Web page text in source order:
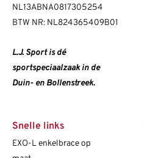
NL13ABNA0817305254
BTW NR: NL824365409B01
L.J. Sport is dé
sportspeciaalzaak in de
Duin- en Bollenstreek.
Snelle links
EXO-L enkelbrace op